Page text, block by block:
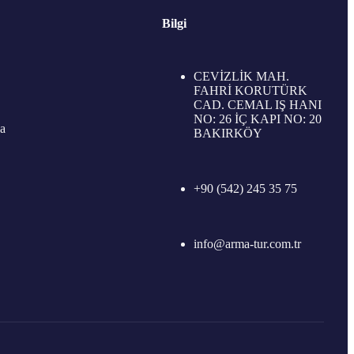
Bilgi
CEVİZLİK MAH.
FAHRİ KORUTÜRK
CAD. CEMAL IŞ HANI
NO: 26 İÇ KAPI NO: 20
BAKIRKÖY
+90 (542) 245 35 75
info@arma-tur.com.tr